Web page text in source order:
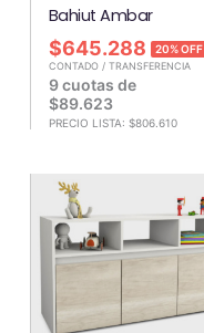
Bahiut Ambar
$645.288 20% OFF
CONTADO / TRANSFERENCIA
9 cuotas de
$89.623
PRECIO LISTA: $806.610